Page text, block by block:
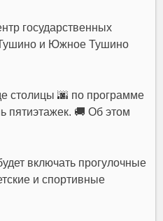
государственных
и Южное Тушино
столицы 🌆 по программе
пятиэтажек. 🚚 Об этом
включать прогулочные
и спортивные